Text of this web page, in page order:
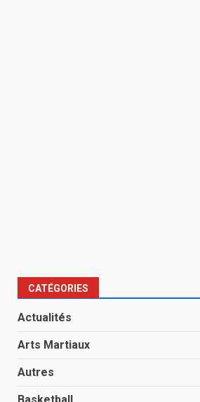
CATÉGORIES
Actualités
Arts Martiaux
Autres